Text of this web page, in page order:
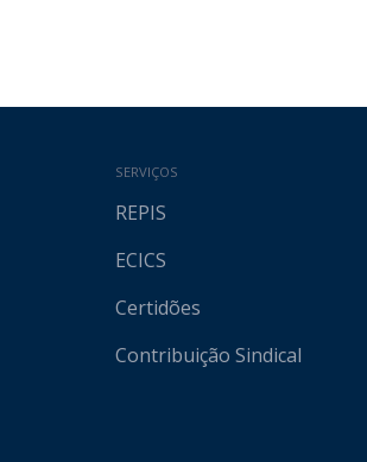
SERVIÇOS
REPIS
ECICS
Certidões
Contribuição Sindical